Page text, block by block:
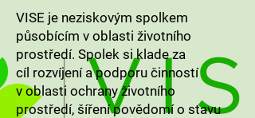
VISE je neziskovým spolkem
působícím v oblasti životního
prostředí. Spolek si klade za
cíl rozvíjení a podporu činností
v oblasti ochrany životního
prostředí, šíření povědomí o stavu